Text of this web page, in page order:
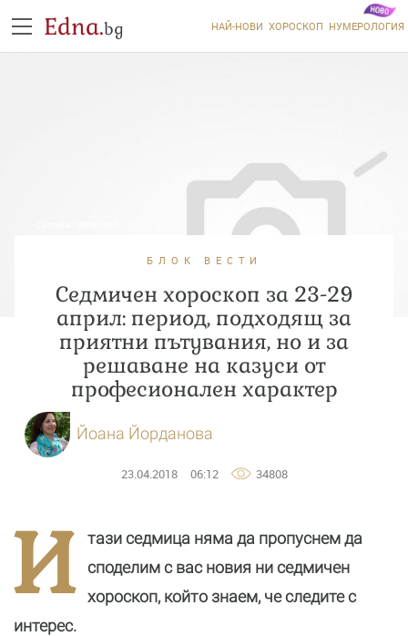
Edna.bg НАЙ-НОВИ ХОРОСКОП НУМЕРОЛОГИЯ
БЛОК ВЕСТИ
Седмичен хороскоп за 23-29
април: период, подходящ за
приятни пътувания, но и за
решаване на казуси от
професионален характер
Йоана Йорданова
23.04.2018 06:12 34808
И
тази седмица няма да пропуснем да
споделим с вас новия ни седмичен
хороскоп, който знаем, че следите с
интерес.